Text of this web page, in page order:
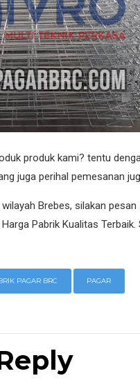
produk kami? tentu
juga perihal pemesanan
Brebes, silakan
Pabrik Kualitas
PAGAR BRC PAGAR